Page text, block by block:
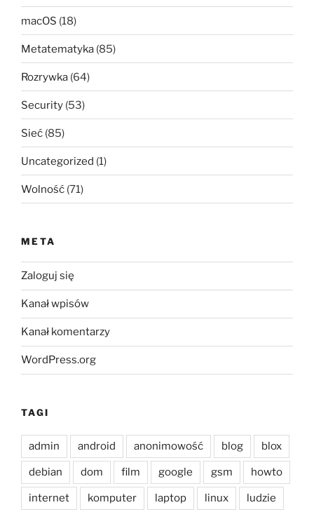
macOS (18)
Metatematyka (85)
Rozrywka (64)
Security (53)
Sieć (85)
Uncategorized (1)
Wolność (71)
META
Zaloguj się
Kanał wpisów
Kanał komentarzy
WordPress.org
TAGI
admin android anonimowość blog blox
debian dom film google gsm howto
internet komputer laptop linux ludzie